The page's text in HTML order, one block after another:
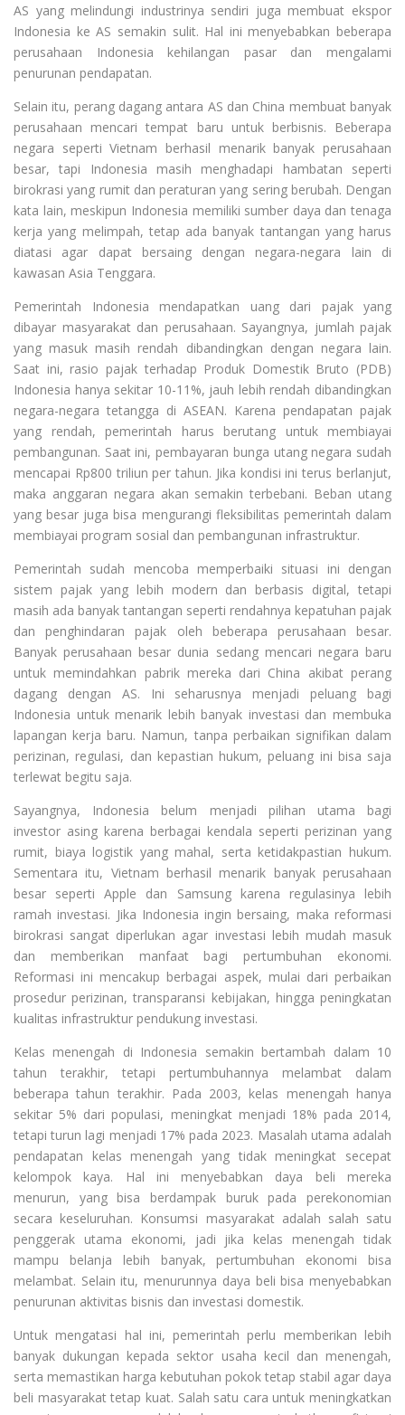
AS yang melindungi industrinya sendiri juga membuat ekspor
Indonesia ke AS semakin sulit. Hal ini menyebabkan beberapa
perusahaan Indonesia kehilangan pasar dan mengalami
penurunan pendapatan.
Selain itu, perang dagang antara AS dan China membuat banyak
perusahaan mencari tempat baru untuk berbisnis. Beberapa
negara seperti Vietnam berhasil menarik banyak perusahaan
besar, tapi Indonesia masih menghadapi hambatan seperti
birokrasi yang rumit dan peraturan yang sering berubah. Dengan
kata lain, meskipun Indonesia memiliki sumber daya dan tenaga
kerja yang melimpah, tetap ada banyak tantangan yang harus
diatasi agar dapat bersaing dengan negara-negara lain di
kawasan Asia Tenggara.
Pemerintah Indonesia mendapatkan uang dari pajak yang
dibayar masyarakat dan perusahaan. Sayangnya, jumlah pajak
yang masuk masih rendah dibandingkan dengan negara lain.
Saat ini, rasio pajak terhadap Produk Domestik Bruto (PDB)
Indonesia hanya sekitar 10-11%, jauh lebih rendah dibandingkan
negara-negara tetangga di ASEAN. Karena pendapatan pajak
yang rendah, pemerintah harus berutang untuk membiayai
pembangunan. Saat ini, pembayaran bunga utang negara sudah
mencapai Rp800 triliun per tahun. Jika kondisi ini terus berlanjut,
maka anggaran negara akan semakin terbebani. Beban utang
yang besar juga bisa mengurangi fleksibilitas pemerintah dalam
membiayai program sosial dan pembangunan infrastruktur.
Pemerintah sudah mencoba memperbaiki situasi ini dengan
sistem pajak yang lebih modern dan berbasis digital, tetapi
masih ada banyak tantangan seperti rendahnya kepatuhan pajak
dan penghindaran pajak oleh beberapa perusahaan besar.
Banyak perusahaan besar dunia sedang mencari negara baru
untuk memindahkan pabrik mereka dari China akibat perang
dagang dengan AS. Ini seharusnya menjadi peluang bagi
Indonesia untuk menarik lebih banyak investasi dan membuka
lapangan kerja baru. Namun, tanpa perbaikan signifikan dalam
perizinan, regulasi, dan kepastian hukum, peluang ini bisa saja
terlewat begitu saja.
Sayangnya, Indonesia belum menjadi pilihan utama bagi
investor asing karena berbagai kendala seperti perizinan yang
rumit, biaya logistik yang mahal, serta ketidakpastian hukum.
Sementara itu, Vietnam berhasil menarik banyak perusahaan
besar seperti Apple dan Samsung karena regulasinya lebih
ramah investasi. Jika Indonesia ingin bersaing, maka reformasi
birokrasi sangat diperlukan agar investasi lebih mudah masuk
dan memberikan manfaat bagi pertumbuhan ekonomi.
Reformasi ini mencakup berbagai aspek, mulai dari perbaikan
prosedur perizinan, transparansi kebijakan, hingga peningkatan
kualitas infrastruktur pendukung investasi.
Kelas menengah di Indonesia semakin bertambah dalam 10
tahun terakhir, tetapi pertumbuhannya melambat dalam
beberapa tahun terakhir. Pada 2003, kelas menengah hanya
sekitar 5% dari populasi, meningkat menjadi 18% pada 2014,
tetapi turun lagi menjadi 17% pada 2023. Masalah utama adalah
pendapatan kelas menengah yang tidak meningkat secepat
kelompok kaya. Hal ini menyebabkan daya beli mereka
menurun, yang bisa berdampak buruk pada perekonomian
secara keseluruhan. Konsumsi masyarakat adalah salah satu
penggerak utama ekonomi, jadi jika kelas menengah tidak
mampu belanja lebih banyak, pertumbuhan ekonomi bisa
melambat. Selain itu, menurunnya daya beli bisa menyebabkan
penurunan aktivitas bisnis dan investasi domestik.
Untuk mengatasi hal ini, pemerintah perlu memberikan lebih
banyak dukungan kepada sektor usaha kecil dan menengah,
serta memastikan harga kebutuhan pokok tetap stabil agar daya
beli masyarakat tetap kuat. Salah satu cara untuk meningkatkan